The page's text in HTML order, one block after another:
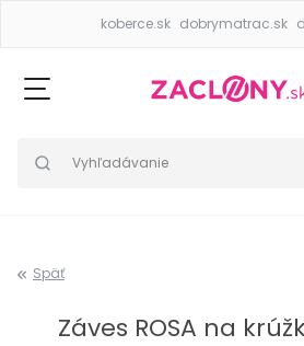
koberce.sk dobrymatrac.sk
Späť
Záves ROSA na